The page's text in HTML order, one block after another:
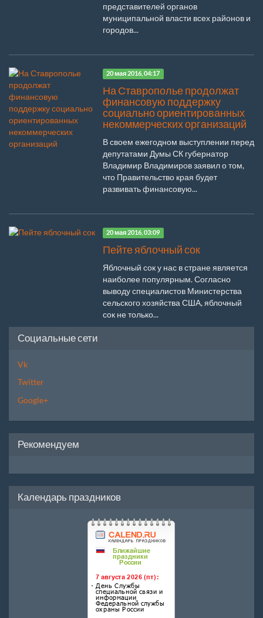
представителей органов
муниципальной власти всех районов и
городов...
20 мая 2016, 04:17
На Ставрополье продолжат
финансовую поддержку
социально ориентированных
некоммерческих организаций
В своем ежегодном выступлении перед
депутатами Думы СК губернатор
Владимир Владимиров заявил о том,
что Правительство края будет
развивать финансовую...
20 мая 2016, 03:09
Пейте яблочный сок
Яблочный сок у нас в стране является
наиболее популярным. Согласно
выводу специалистов Министерства
сельского хозяйства США, яблочный
сок не только...
Социальные сети
Vk
Twitter
Google+
Рекомендуем
Календарь праздников